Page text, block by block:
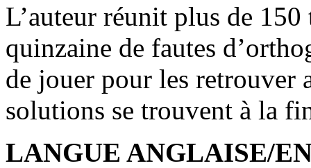
L’auteur réunit plus de
quinzaine de fautes
de jouer pour les retrouver
solutions se trouvent à la
LANGUE ANGLAISE/